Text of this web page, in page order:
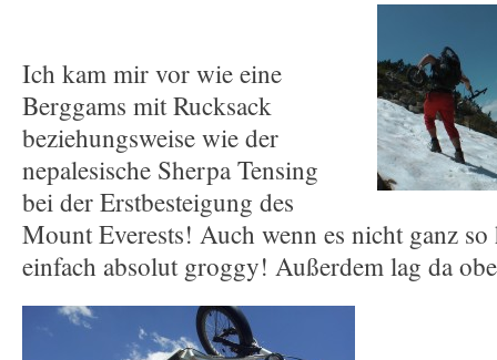
Ich kam mir vor wie eine
Berggams mit Rucksack
beziehungsweise wie der
nepalesische Sherpa Tensing
bei der Erstbesteigung des
Mount Everests! Auch wenn es nicht ganz
einfach absolut groggy! Außerdem lag da